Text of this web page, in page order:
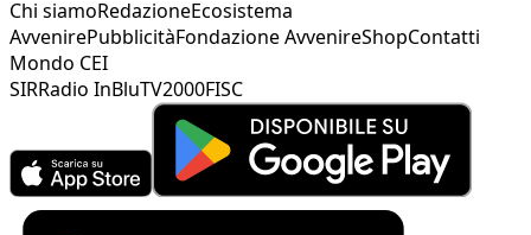
Chi siamoRedazioneEcosistema
AvvenirePubblicitàFondazione AvvenireShopContatti
Mondo CEI
SIRRadio InBluTV2000FISC